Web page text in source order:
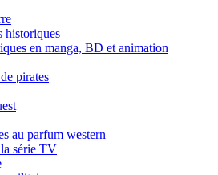
historiques
en manga, BD et animation
pirates
au parfum western
série TV